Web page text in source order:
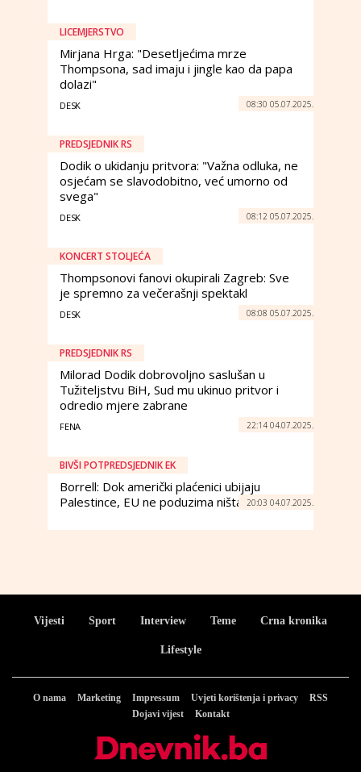
LICEMJERSTVO
Mirjana Hrga: "Desetljećima mrze
Thompsona, sad imaju i jingle kao da papa
dolazi"
DESK 08:30 05.07.2025.
PREDSJEDNIK RS
Dodik o ukidanju pritvora: "Važna odluka, ne
osjećam se slavodobitno, već umorno od
svega"
DESK 08:12 05.07.2025.
KONCERT STOLJEĆA
Thompsonovi fanovi okupirali Zagreb: Sve
je spremno za večerašnji spektakl
DESK 08:08 05.07.2025.
PREDSJEDNIK RS
Milorad Dodik dobrovoljno saslušan u
Tužiteljstvu BiH, Sud mu ukinuo pritvor i
odredio mjere zabrane
FENA 22:14 04.07.2025.
BIVŠI POTPREDSJEDNIK EK
Borrell: Dok američki plaćenici ubijaju
Palestince, EU ne poduzima ništa
20:03 04.07.2025.
Vijesti Sport Interview Teme Crna kronika
Lifestyle
O nama Marketing Impressum Uvjeti korištenja i privacy
RSS
Dojavi vijest
Kontakt